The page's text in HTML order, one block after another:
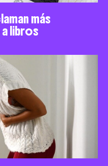
más
libros